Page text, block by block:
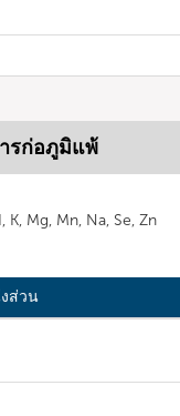
รก่อภูมิแพ้
K, Mg, Mn, Na, Se, Zn
ส่วน